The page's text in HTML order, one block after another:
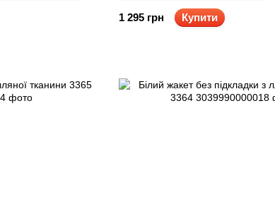
1 295 грн Купити